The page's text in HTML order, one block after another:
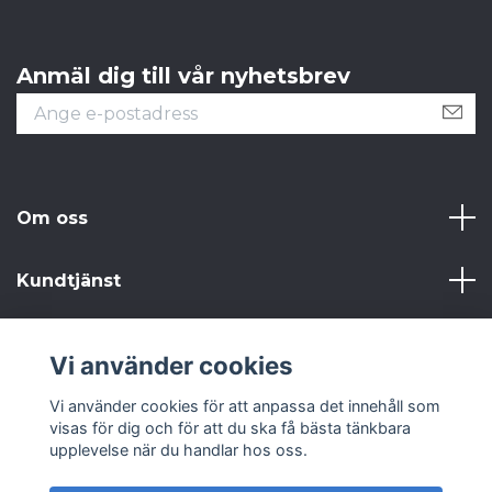
Anmäl dig till vår nyhetsbrev
Om oss
Kundtjänst
Sociala medier
Vi använder cookies
Vi använder cookies för att anpassa det innehåll som
visas för dig och för att du ska få bästa tänkbara
upplevelse när du handlar hos oss.